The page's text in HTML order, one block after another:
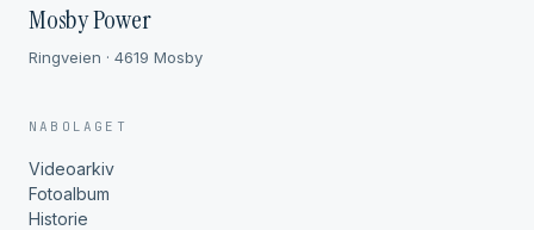
Mosby Power
Ringveien · 4619 Mosby
NABOLAGET
Videoarkiv
Fotoalbum
Historie